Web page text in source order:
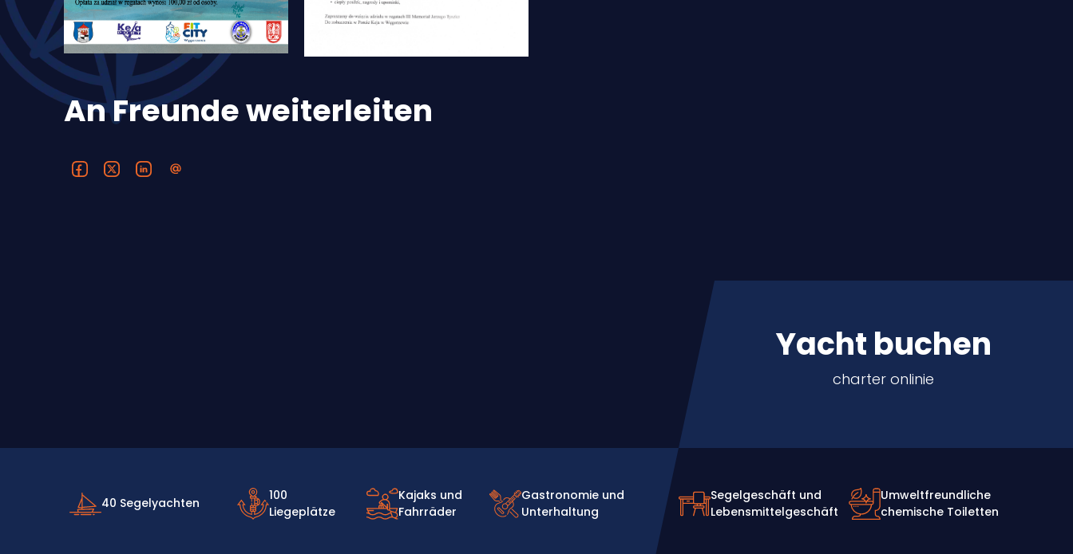
An Freunde weiterleiten
Yacht buchen
charter onlinie
40 Segelyachten
100
Liegeplätze
Kajaks und
Fahrräder
Gastronomie und
Unterhaltung
Segelgeschäft und
Lebensmittelgeschäft
Umweltfreundliche
chemische Toiletten